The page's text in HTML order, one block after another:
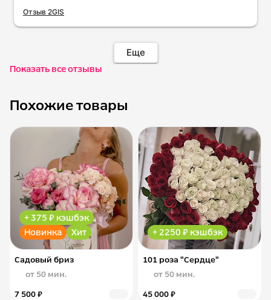
Отзыв 2GIS
Еще
Показать все отзывы
Похожие товары
+ 375 ₽ кэшбэк
Новинка
Хит
Садовый бриз
от 50 мин.
7 500 ₽
+ 2250 ₽ кэшбэк
101 роза "Сердце"
от 50 мин.
45 000 ₽